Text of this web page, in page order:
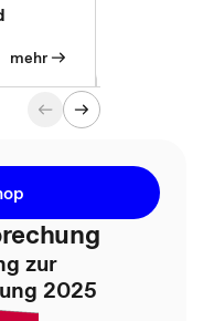
mehr
zur
2025